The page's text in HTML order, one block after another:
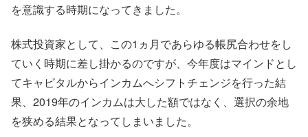
を意識する時期になってきました。
株式投資家として、この1ヵ月であらゆる帳尻合わせをし
ていく時期に差し掛かるのですが、今年度はマインドとし
てキャピタルからインカムへシフトチェンジを行った結
果、2019年のインカムは大した額ではなく、選択の余地
を狭める結果となってしまいました。